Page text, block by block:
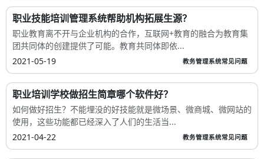
职业技能培训管理系统帮助机构拓展生源？
职业教育离不开与企业机构的合作，互联网+教育的融合为教育集
团共同体的创建提供了可能。教育共同体即依...
2021-05-19
教务管理系统常见问题
职业培训学校做招生简章哪个软件好？
如何做好招生？不能埋没的好技能就是微场景、微商城、微网站的
使用，这些功能都已经深入了人们的生活当...
2021-04-22
教务管理系统常见问题